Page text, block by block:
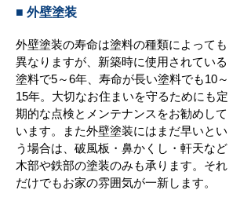
■ 外壁塗装
外壁塗装の寿命は塗料の種類によっても
異なりますが、新築時に使用されている
塗料で5～6年、寿命が長い塗料でも10～
15年。大切なお住まいを守るためにも定
期的な点検とメンテナンスをお勧めして
います。また外壁塗装にはまだ早いとい
う場合は、破風板・鼻かくし・軒天など
木部や鉄部の塗装のみも承ります。それ
だけでもお家の雰囲気が一新します。